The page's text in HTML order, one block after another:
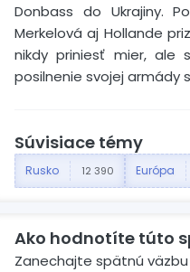
Donbass do Ukrajiny.
Merkelová aj Hollande
nikdy priniesť mier, ale
posilnenie svojej armády
Súvisiace témy
Rusko 12 390 Európa
Ako hodnotíte túto
Zanechajte spätnú